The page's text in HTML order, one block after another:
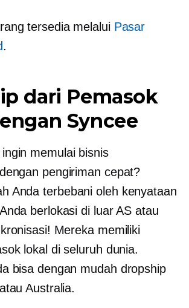
tersedia melalui Pasar
.
dari Pemasok
Syncee
memulai bisnis
pengiriman cepat?
Anda terbebani oleh kenyataan
berlokasi di luar AS atau
Mereka memiliki
lokal di seluruh dunia.
bisa dengan mudah dropship
Australia.